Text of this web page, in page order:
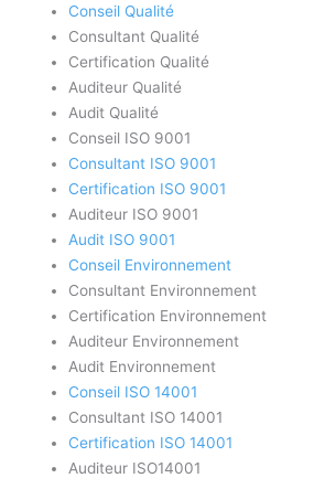
Conseil Qualité
Consultant Qualité
Certification Qualité
Auditeur Qualité
Audit Qualité
Conseil ISO 9001
Consultant ISO 9001
Certification ISO 9001
Auditeur ISO 9001
Audit ISO 9001
Conseil Environnement
Consultant Environnement
Certification Environnement
Auditeur Environnement
Audit Environnement
Conseil ISO 14001
Consultant ISO 14001
Certification ISO 14001
Auditeur ISO14001